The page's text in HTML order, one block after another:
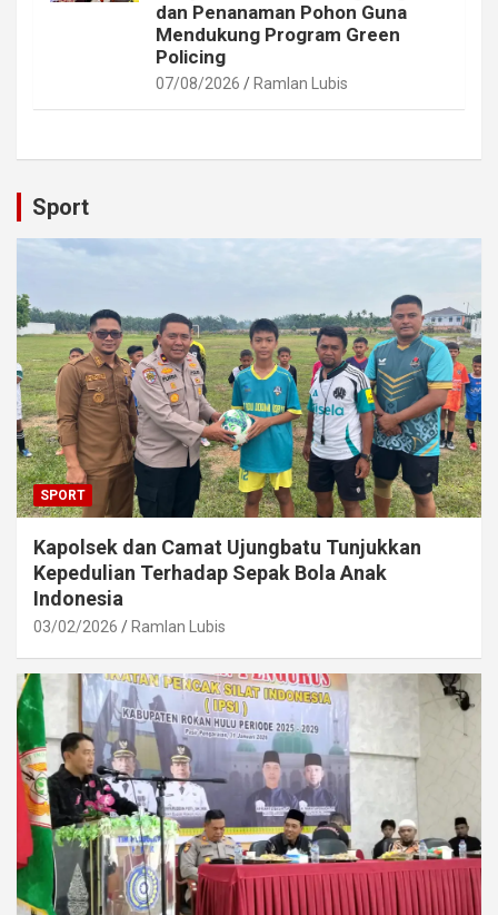
dan Penanaman Pohon Guna
Mendukung Program Green
Policing
07/08/2026 Ramlan Lubis
Sport
SPORT
Kapolsek dan Camat Ujungbatu Tunjukkan
Kepedulian Terhadap Sepak Bola Anak
Indonesia
03/02/2026 Ramlan Lubis